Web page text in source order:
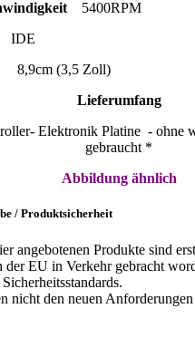
5400RPM
IDE
8,9cm (3,5 Zoll)
Lieferumfang
Elektronik Platine - ohne
gebraucht *
Abbildung ähnlich
/ Produktsicherheit
angebotenen Produkte sind
der EU in Verkehr gebracht
nicht den neuen